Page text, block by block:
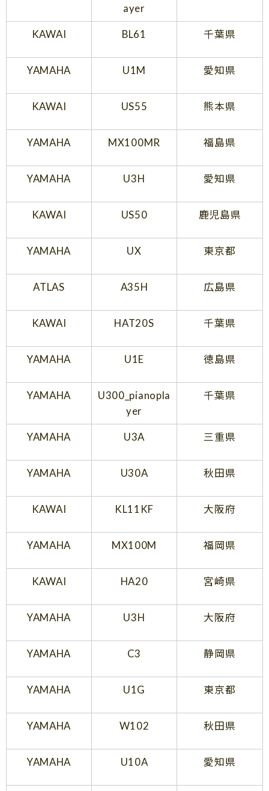
ayer
KAWAI BL61 千葉県
YAMAHA U1M 愛知県
KAWAI US55 熊本県
YAMAHA MX100MR 福島県
YAMAHA U3H 愛知県
KAWAI US50 鹿児島県
YAMAHA UX 東京都
ATLAS A35H 広島県
KAWAI HAT20S 千葉県
YAMAHA U1E 徳島県
YAMAHA
U300_pianopla
yer
千葉県
YAMAHA U3A 三重県
YAMAHA U30A 秋田県
KAWAI KL11KF 大阪府
YAMAHA MX100M 福岡県
KAWAI HA20 宮崎県
YAMAHA U3H 大阪府
YAMAHA C3 静岡県
YAMAHA U1G 東京都
YAMAHA W102 秋田県
YAMAHA U10A 愛知県